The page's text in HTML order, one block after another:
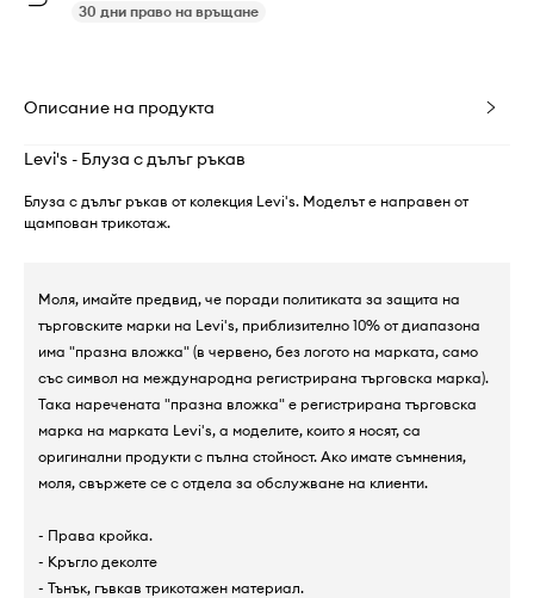
30 дни право на връщане
Описание на продукта
Levi's - Блуза с дълъг ръкав
Блуза с дълъг ръкав от колекция Levi's. Моделът е направен от
щампован трикотаж.
Моля, имайте предвид, че поради политиката за защита на
търговските марки на Levi's, приблизително 10% от диапазона
има "празна вложка" (в червено, без логото на марката, само
със символ на международна регистрирана търговска марка).
Така наречената "празна вложка" е регистрирана търговска
марка на марката Levi's, а моделите, които я носят, са
оригинални продукти с пълна стойност. Ако имате съмнения,
моля, свържете се с отдела за обслужване на клиенти.
- Права кройка.
- Кръгло деколте
- Тънък, гъвкав трикотажен материал.